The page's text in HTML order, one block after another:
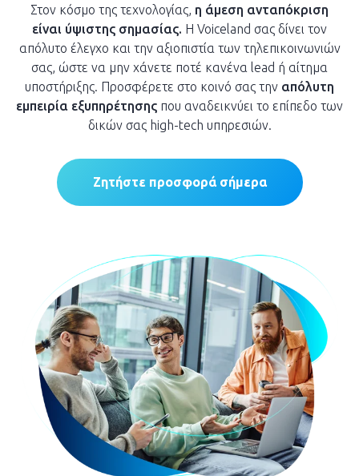
Στον κόσμο της τεχνολογίας, η άμεση ανταπόκριση
είναι ύψιστης σημασίας. Η Voiceland σας δίνει τον
απόλυτο έλεγχο και την αξιοπιστία των τηλεπικοινωνιών
σας, ώστε να μην χάνετε ποτέ κανένα lead ή αίτημα
υποστήριξης. Προσφέρετε στο κοινό σας την απόλυτη
εμπειρία εξυπηρέτησης που αναδεικνύει το επίπεδο των
δικών σας high-tech υπηρεσιών.
Ζητήστε προσφορά σήμερα